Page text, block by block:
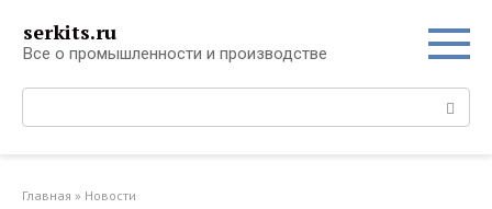
контенту
serkits.ru
Все о промышленности и производстве
Поиск:
Главная » Новости